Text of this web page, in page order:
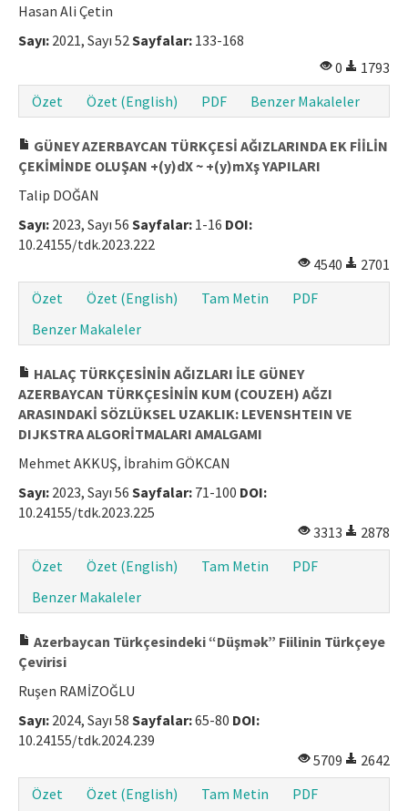
Hasan Ali Çetin
Sayı: 2021, Sayı 52 Sayfalar: 133-168
0
1793
Özet
Özet (English) PDF Benzer Makaleler
GÜNEY AZERBAYCAN TÜRKÇESİ AĞIZLARINDA EK FİİLİN
ÇEKİMİNDE OLUŞAN +(y)dX ~ +(y)mXş YAPILARI
Talip DOĞAN
Sayı: 2023, Sayı 56 Sayfalar: 1-16 DOI:
10.24155/tdk.2023.222
4540
2701
Özet
Özet (English) Tam Metin
PDF
Benzer Makaleler
HALAÇ TÜRKÇESİNİN AĞIZLARI İLE GÜNEY
AZERBAYCAN TÜRKÇESİNİN KUM (COUZEH) AĞZI
ARASINDAKİ SÖZLÜKSEL UZAKLIK: LEVENSHTEIN VE
DIJKSTRA ALGORİTMALARI AMALGAMI
Mehmet AKKUŞ, İbrahim GÖKCAN
Sayı: 2023, Sayı 56 Sayfalar: 71-100 DOI:
10.24155/tdk.2023.225
3313
2878
Özet
Özet (English) Tam Metin
PDF
Benzer Makaleler
Azerbaycan Türkçesindeki “Düşmək” Fiilinin Türkçeye
Çevirisi
Ruşen RAMİZOĞLU
Sayı: 2024, Sayı 58 Sayfalar:65-80 DOI:
10.24155/tdk.2024.239
5709
2642
Özet
Özet (English) Tam Metin PDF